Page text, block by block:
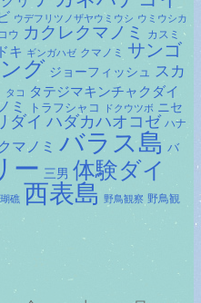
ウデフリツノザヤウミウシ ウミウシカ
ウ カクレクマノミ
カスミ
キ ギンガハゼ クマノミ サンゴ
グ ジョーフィッシュ
スカ
タコ
タテジマキンチャクダイ
ミ トラフシャコ ドクウツボ
ニセ
ダイ ハダカハオコゼ ハナ
マノミ バラス島 バ
ー 三男 体験ダイ
礁 西表島 野鳥観察 野鳥観